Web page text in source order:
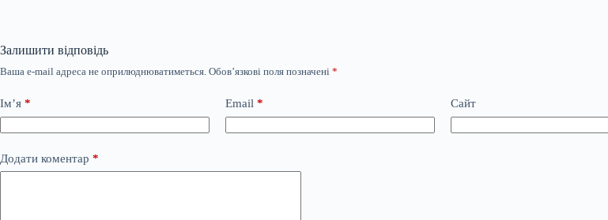
Залишити відповідь
Ваша e-mail адреса не оприлюднюватиметься. Обов’язкові поля позначені *
Ім’я * Email * Сайт
Додати коментар *